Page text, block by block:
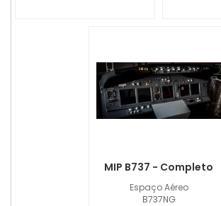
Espaço Aéreo
B737NG
MIP B737 - Completo